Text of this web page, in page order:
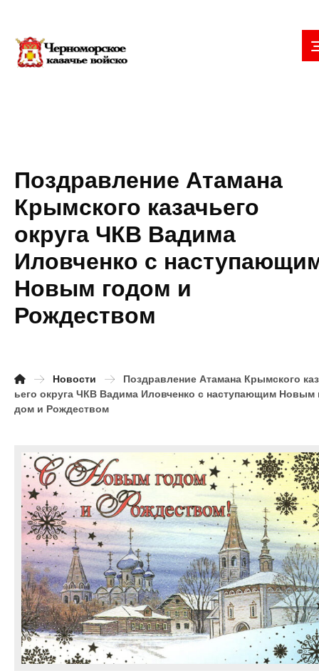
Поздравление Атамана
Крымского казачьего
округа ЧКВ Вадима
Иловченко с
Новым годом и
Рождеством
Новости
Поздравление Атамана Крымского
ьего округа ЧКВ Вадима Иловченко с наступающим Новым
дом и Рождеством